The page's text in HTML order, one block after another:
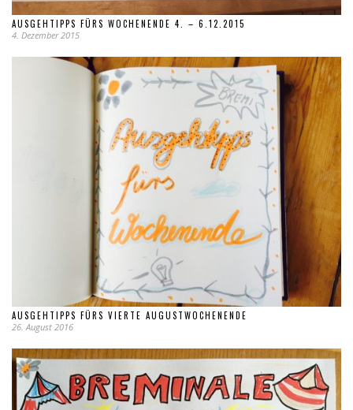
AUSGEHTIPPS FÜRS WOCHENENDE 4. – 6.12.2015
4. Dezember 2015
AUSGEHTIPPS FÜRS VIERTE AUGUSTWOCHENENDE
26. August 2016